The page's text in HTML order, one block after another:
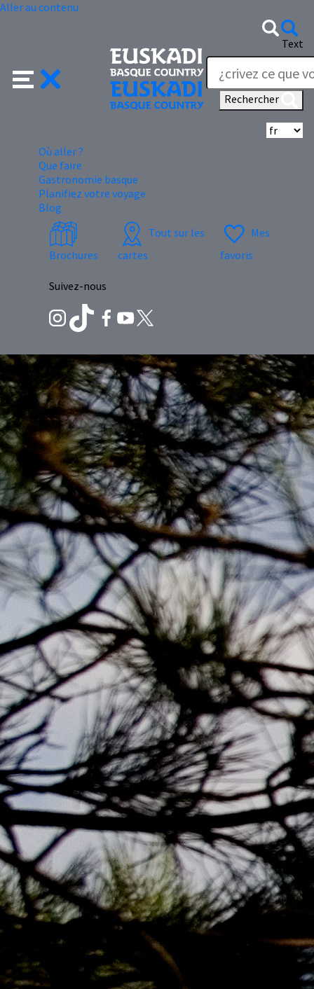
Aller au contenu
Text
Rechercher
Où aller ?
Que faire
Gastronomie basque
Planifiez votre voyage
Blog
Brochures
Tout sur les
cartes
Mes
favoris
Suivez-nous